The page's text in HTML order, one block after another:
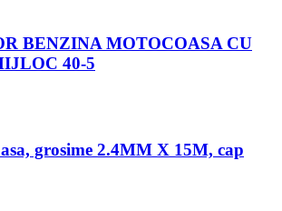
BENZINA MOTOCOASA CU
40-5
grosime 2.4MM X 15M, cap